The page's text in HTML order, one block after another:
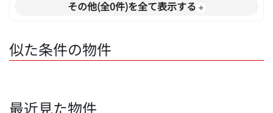
その他(全0件)を全て表示する
似た条件の物件
最近見た物件